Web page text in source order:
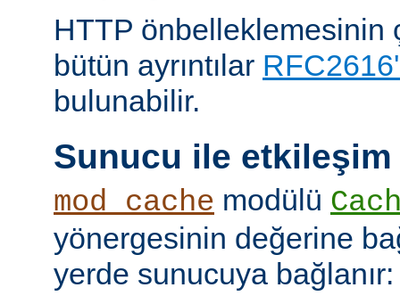
HTTP önbelleklemesinin
bütün ayrıntılar
bulunabilir.
Sunucu ile etkileşim
mod_cache modülü
yönergesinin değerine
yerde sunucuya bağlanır: